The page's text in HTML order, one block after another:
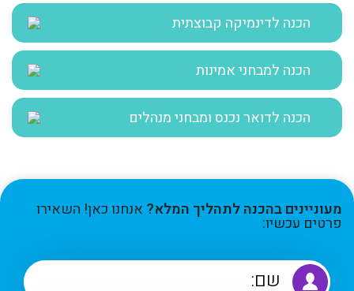
הכנה לדינמיקה קבוצתית
הכנה למבחני אמינות
הכנה לדואר נכנס ומבחני מנהלים
מעוניינים בהכנה לתהליך המלא? אנחנו כאן! השאירו
פרטים עכשיו: